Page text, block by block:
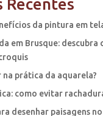
Recentes
da pintura em
em Brusque: descubra
prática da aquarela?
como evitar
desenhar paisagens